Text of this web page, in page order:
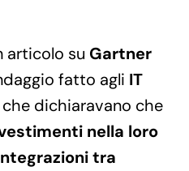
articolo su Gartner
fatto agli IT
che dichiaravano che
nella loro
tra